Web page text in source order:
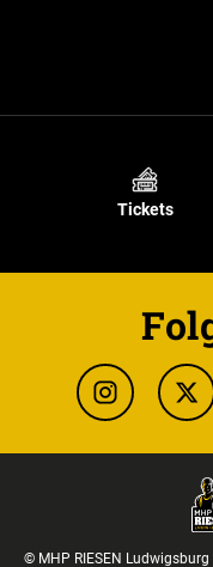
Tickets
© MHP RIESEN